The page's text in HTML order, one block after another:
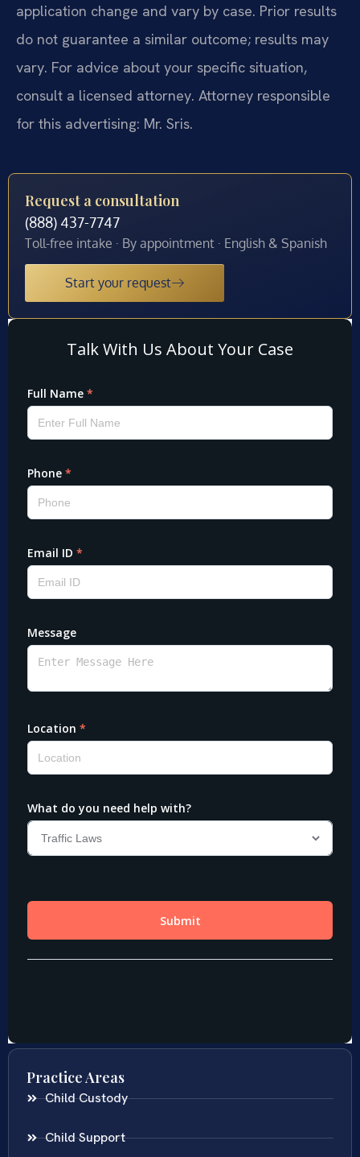
application change and vary by case. Prior results
do not guarantee a similar outcome; results may
vary. For advice about your specific situation,
consult a licensed attorney. Attorney responsible
for this advertising: Mr. Sris.
Request a consultation
(888) 437-7747
Toll-free intake · By appointment · English & Spanish
Start your request
Practice Areas
Child Custody
Child Support